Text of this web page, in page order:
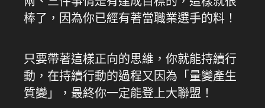
棒了，因為你已經有著當職業選手的料！
只要帶著這樣正向的思維，你就能持續行
動，在持續行動的過程又因為「量變產生
質變」，最終你一定能登上大聯盟！